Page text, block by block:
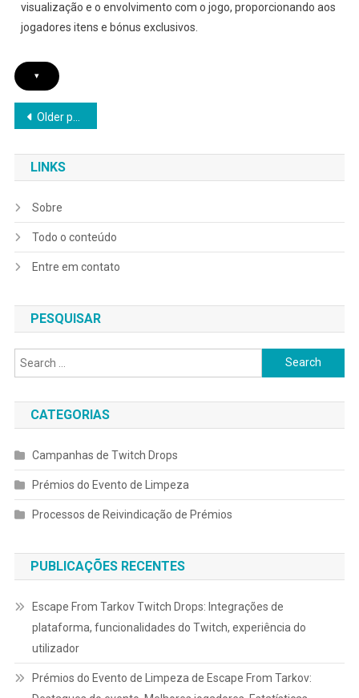
visualização e o envolvimento com o jogo, proporcionando aos
jogadores itens e bónus exclusivos.
▾
Posts
navigation
Older posts
LINKS
Sobre
Todo o conteúdo
Entre em contato
PESQUISAR
Search
for:
CATEGORIAS
Campanhas de Twitch Drops
Prémios do Evento de Limpeza
Processos de Reivindicação de Prémios
PUBLICAÇÕES RECENTES
Escape From Tarkov Twitch Drops: Integrações de
plataforma, funcionalidades do Twitch, experiência do
utilizador
Prémios do Evento de Limpeza de Escape From Tarkov: